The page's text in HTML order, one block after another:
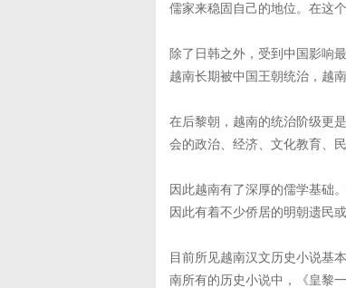
儒家来稳固自己的地位。在这
除了日韩之外，受到中国影响
越南长期被中国王朝统治，越
在后黎朝，越南的统治阶级更
会的政治、经济、文化教育、
因此越南有了深厚的儒学基础
因此有着不少侨居的明朝遗民
目前所见越南汉文历史小说基
南所有的历史小说中，《皇黎